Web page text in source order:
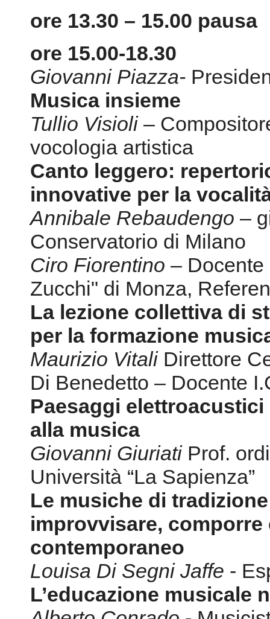
ore 13.30 – 15.00 pausa
ore 15.00-18.30
Giovanni Piazza-
Musica insieme
Tullio Visioli –
vocologia artistica
Canto leggero:
innovative per la
Annibale Rebaudengo –
Conservatorio di Milano
Ciro Fiorentino –
Zucchi" di Monza,
La lezione collettiva di
per la formazione
Maurizio Vitali Direttore
Di Benedetto – Docente
Paesaggi elettroacustici
alla musica
Giovanni Giuriati Prof.
Università “La Sapienza”
Le musiche di
improvvisare,
contemporaneo
Louisa Di Segni Jaffe -
L’educazione musicale